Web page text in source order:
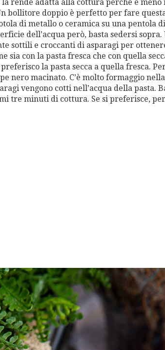
la rende adatta alla cottura perché è
bollitore doppio è perfetto per fare
di metallo o ceramica su una pentola
dell’acqua però, basta sedersi
sottili e croccanti di asparagi per
sia con la pasta fresca che con quella
la pasta secca a quella fresca.
nero macinato. C’è molto formaggio
vengono cotti nell’acqua della pasta.
tre minuti di cottura. Se si preferisce,